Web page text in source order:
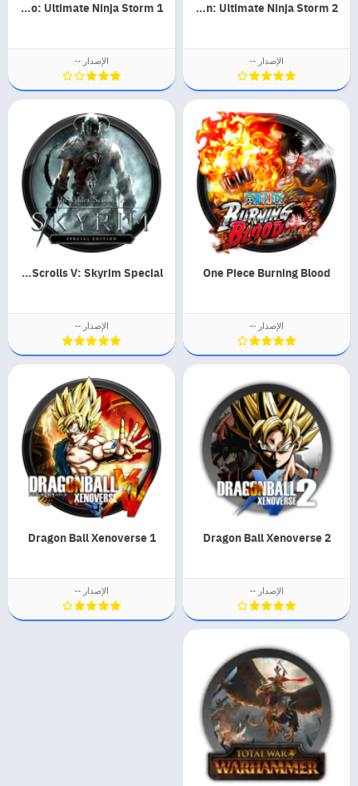
Naruto Shippuden: Ultimate Ninja Storm 2
الإصدار --
Naruto: Ultimate Ninja Storm 1
الإصدار --
One Piece Burning Blood
الإصدار --
The Elder Scrolls V: Skyrim Special
الإصدار --
Dragon Ball Xenoverse 2
الإصدار --
Dragon Ball Xenoverse 1
الإصدار --